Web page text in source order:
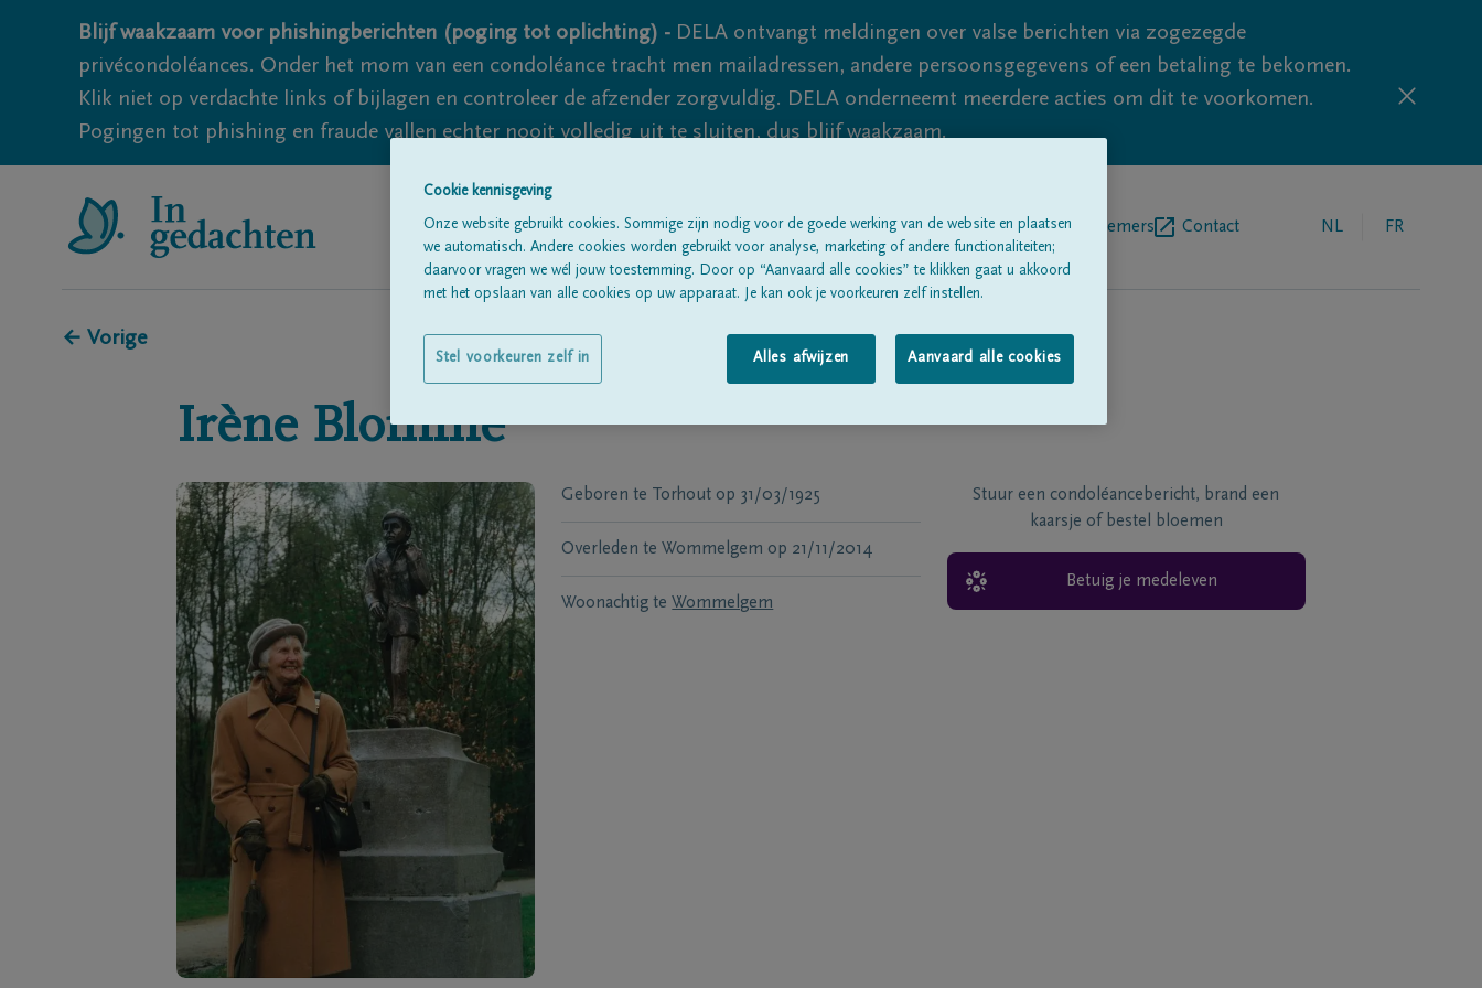
Blijf waakzaam voor phishingberichten (poging tot oplichting) - DELA ontvangt meldingen over valse berichten via zogezegde
privécondoléances. Onder het mom van een condoléance tracht men mailadressen, andere persoonsgegevens of een betaling te bekomen.
Klik niet op verdachte links of bijlagen en controleer de afzender zorgvuldig. DELA onderneemt meerdere acties om dit te voorkomen.
Pogingen tot phishing en fraude vallen echter nooit volledig uit te sluiten, dus blijf waakzaam.
Alle rouwberichtenOver onsBegrafenisondernemers Contact NL FR
← Vorige
Irène Blomme
Geboren te Torhout op 31/03/1925
Overleden te Wommelgem op 21/11/2014
Woonachtig te Wommelgem
Stuur een condoléancebericht, brand een
kaarsje of bestel bloemen
Betuig je medeleven
Cookie kennisgeving
Onze website gebruikt cookies. Sommige zijn nodig voor de goede werking van de website en plaatsen
we automatisch. Andere cookies worden gebruikt voor analyse, marketing of andere functionaliteiten;
daarvoor vragen we wél jouw toestemming. Door op “Aanvaard alle cookies” te klikken gaat u akkoord
met het opslaan van alle cookies op uw apparaat. Je kan ook je voorkeuren zelf instellen.
Alles afwijzen Aanvaard alle cookies
Stel voorkeuren zelf in